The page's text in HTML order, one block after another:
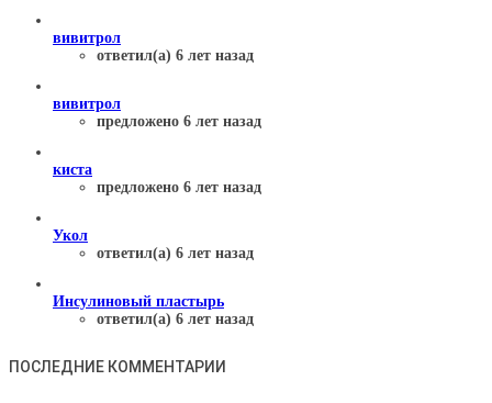
вивитрол
ответил(а) 6 лет назад
вивитрол
предложено 6 лет назад
киста
предложено 6 лет назад
Укол
ответил(а) 6 лет назад
Инсулиновый пластырь
ответил(а) 6 лет назад
ПОСЛЕДНИЕ КОММЕНТАРИИ